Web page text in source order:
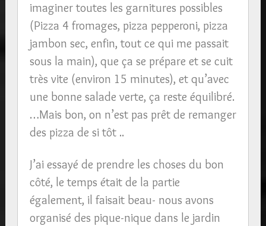
imaginer toutes les garnitures possibles
(Pizza 4 fromages, pizza pepperoni, pizza
jambon sec, enfin, tout ce qui me passait
sous la main), que ça se prépare et se cuit
très vite (environ 15 minutes), et qu’avec
une bonne salade verte, ça reste équilibré.
…Mais bon, on n’est pas prêt de remanger
des pizza de si tôt ..
J’ai essayé de prendre les choses du bon
côté, le temps était de la partie
également, il faisait beau- nous avons
organisé des pique-nique dans le jardin